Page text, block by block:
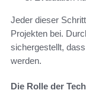
Jeder dieser
Projekten bei.
sichergestellt,
werden.
Die Rolle der